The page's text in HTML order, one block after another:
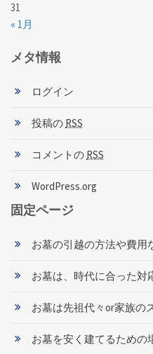
« 1月
31
メタ情報
ログイン
投稿の RSS
コメントの RSS
WordPress.org
固定ページ
お墓の引越の方法や費用
お墓は、時代に合った対
お墓は先祖代々or家族の
お墓を安く建てるための